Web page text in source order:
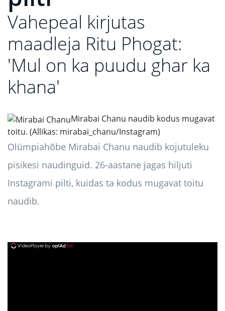
Vahepeal kirjutas
maadleja Ritu Phogat:
'Mul on ka puudu ghar ka
khana'
Mirabai Chanu naudib kodus mugavat
toitu. (Allikas: mirabai_chanu/Instagram)
Olümpiahõbe Mirabai Chanu naudib kojutuleku
pisikesi naudinguid. 26-aastane jagas hiljuti
Instagrami pilti, kuidas ta kodus mugavat toitu
naudib.